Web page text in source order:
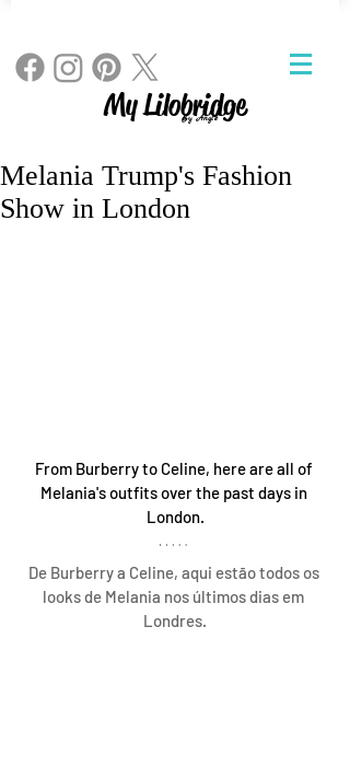
By Angie
My Lilobridge
Melania Trump's Fashion
Show in London
From Burberry to Celine, here are all of
Melania's outfits over the past days in
London.
De Burberry a Celine, aqui estão todos os
looks de Melania nos últimos dias em
Londres.